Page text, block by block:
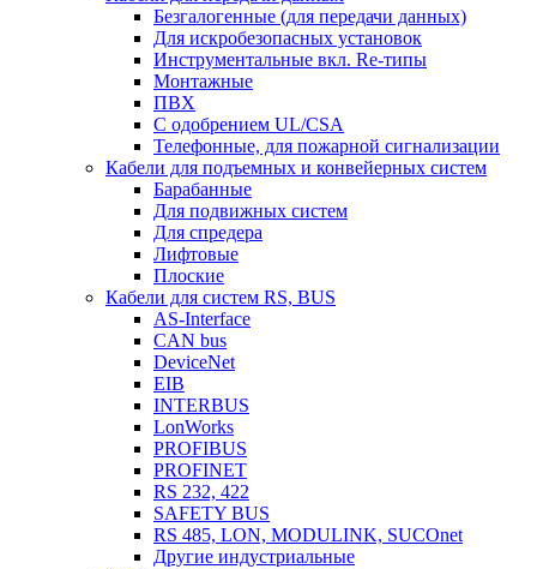
Безгалогенные (для передачи данных)
Для искробезопасных установок
Инструментальные вкл. Re-типы
Монтажные
ПВХ
С одобрением UL/CSA
Телефонные, для пожарной сигнализации
Кабели для подъемных и конвейерных систем
Барабанные
Для подвижных систем
Для спредера
Лифтовые
Плоские
Кабели для систем RS, BUS
AS-Interface
CAN bus
DeviceNet
EIB
INTERBUS
LonWorks
PROFIBUS
PROFINET
RS 232, 422
SAFETY BUS
RS 485, LON, MODULINK, SUCOnet
Другие индустриальные